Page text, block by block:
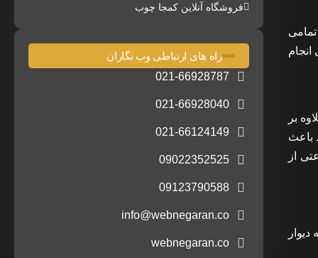
بر
باعث
از
فروشگاه آنلاین کمجا چوب
راه های ارتباطی وب نگاران
021-66928787
021-66928040
021-66124149
09022352525
09123790588
info@webnegaran.co
webnegaran.co